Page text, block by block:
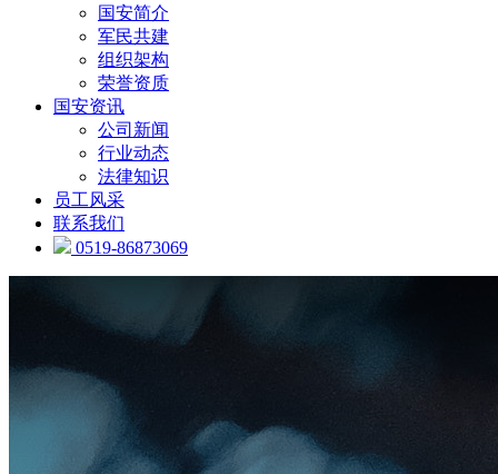
国安简介
军民共建
组织架构
荣誉资质
国安资讯
公司新闻
行业动态
法律知识
员工风采
联系我们
0519-86873069